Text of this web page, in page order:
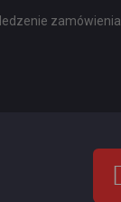
zamówienia